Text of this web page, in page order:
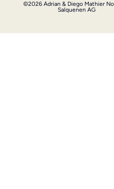
©2026 Adrian & Diego Mathier
Salquenen AG